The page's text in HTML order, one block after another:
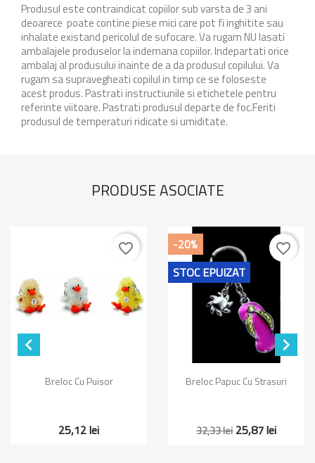
Produsul este contraindicat copiilor sub varsta de 3 ani
deoarece poate contine piese mici care pot fi inghitite sau
inhalate existand pericolul de sufocare. Va rugam NU lasati
ambalajele produselor la indemana copiilor. Indepartati orice
ambalaj al produsului inainte de a da produsul copilului. Va
rugam sa supravegheati copilul in timp ce se foloseste
acest produs. Pastrati instructiunile si etichetele pentru
referinte viitoare. Pastrati produsul departe de foc.Feriti
produsul de temperaturi ridicate si umiditate.
PRODUSE ASOCIATE

Breloc Cu Puisor
25,12 lei
favorite_border
Breloc Papuc Cu Strasuri
32,33 lei 25,87 lei
-20%
STOC EPUIZAT
favorite_border
